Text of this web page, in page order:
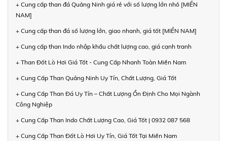
+ Cung cấp than đá Quảng Ninh giá rẻ với số lượng lớn nhỏ [MIỀN
NAM]
+ Cung cấp than đá số lượng lớn, giao nhanh, giá tốt [MIỀN NAM]
+ Cung cấp than Indo nhập khẩu chất lượng cao, giá cạnh tranh
+ Than Đốt Lò Hơi Giá Tốt - Cung Cấp Nhanh Toàn Miền Nam
+ Cung Cấp Than Quảng Ninh Uy Tín, Chất Lượng, Giá Tốt
+ Cung Cấp Than Đá Uy Tín – Chất Lượng Ổn Định Cho Mọi Ngành
Công Nghiệp
+ Cung Cấp Than Indo Chất Lượng Cao, Giá Tốt | 0932 087 568
+ Cung Cấp Than Đốt Lò Hơi Uy Tín, Giá Tốt Tại Miền Nam